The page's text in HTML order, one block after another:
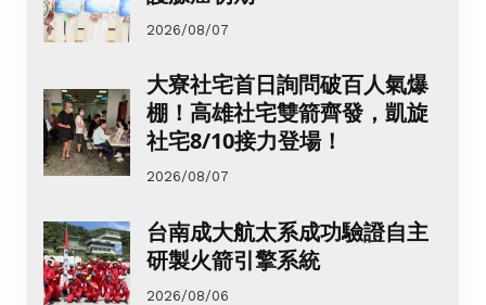
2026/08/07
大寮社宅首日詢問破百人氣爆
棚！高雄社宅雙箭齊發，凱旋
社宅8/10接力登場！
2026/08/07
台南成大航太系成功驗證自主
研製火箭引擎系統
2026/08/06